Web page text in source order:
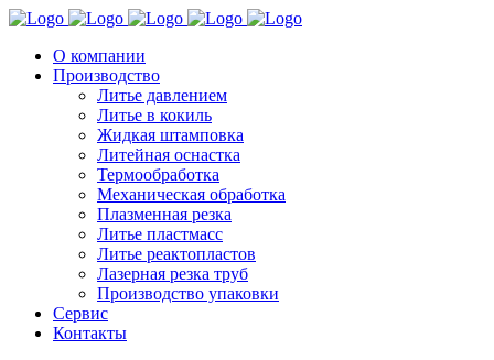
О компании
Производство
Литье давлением
Литье в кокиль
Жидкая штамповка
Литейная оснастка
Термообработка
Механическая обработка
Плазменная резка
Литье пластмасс
Литье реактопластов
Лазерная резка труб
Производство упаковки
Сервис
Контакты